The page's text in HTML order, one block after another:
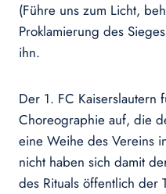
(Führe uns zum Licht,
Proklamierung des
ihn.
Der 1. FC Kaiserslautern
Choreographie auf, die
eine Weihe des Vereins
nicht haben sich damit
des Rituals öffentlich der